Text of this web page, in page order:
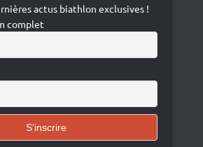
actus biathlon exclusives !
complet